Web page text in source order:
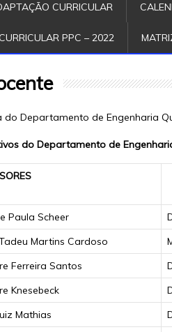
CURRICULAR
PPC – 2022
do Departamento de Engenharia
do Departamento de
Paula Scheer
Martins Cardoso
Ferreira Santos
Knesebeck
Mathias